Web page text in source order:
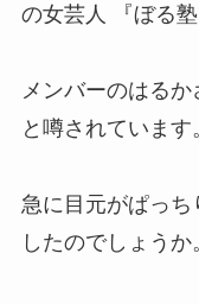
の女芸人 『ぼる塾
メンバーのはるか
と噂されています
急に目元がぱっち
したのでしょうか